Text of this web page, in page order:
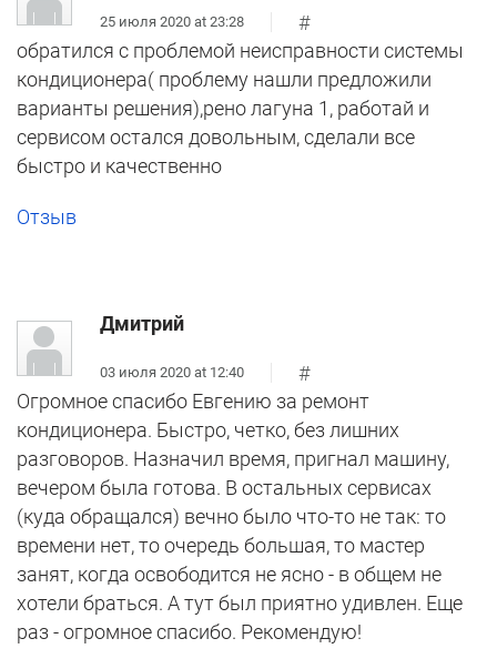
25 июля 2020 at 23:28
#
обратился с проблемой неисправности системы
кондиционера( проблему нашли предложили
варианты решения),рено лагуна 1, работай и
сервисом остался довольным, сделали все
быстро и качественно
Отзыв
Дмитрий
03 июля 2020 at 12:40
#
Огромное спасибо Евгению за ремонт
кондиционера. Быстро, четко, без лишних
разговоров. Назначил время, пригнал машину,
вечером была готова. В остальных сервисах
(куда обращался) вечно было что-то не так: то
времени нет, то очередь большая, то мастер
занят, когда освободится не ясно - в общем не
хотели браться. А тут был приятно удивлен. Еще
раз - огромное спасибо. Рекомендую!